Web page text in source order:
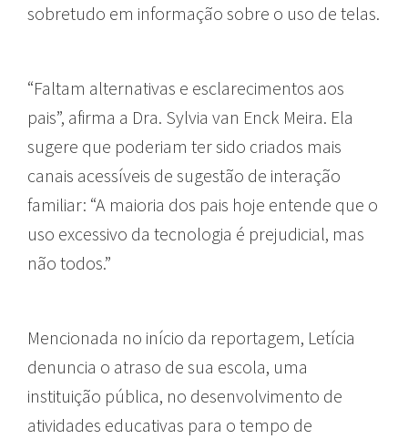
sobretudo em informação sobre o uso de telas.
“Faltam alternativas e esclarecimentos aos
pais”, afirma a Dra. Sylvia van Enck Meira. Ela
sugere que poderiam ter sido criados mais
canais acessíveis de sugestão de interação
familiar: “A maioria dos pais hoje entende que o
uso excessivo da tecnologia é prejudicial, mas
não todos.”
Mencionada no início da reportagem, Letícia
denuncia o atraso de sua escola, uma
instituição pública, no desenvolvimento de
atividades educativas para o tempo de